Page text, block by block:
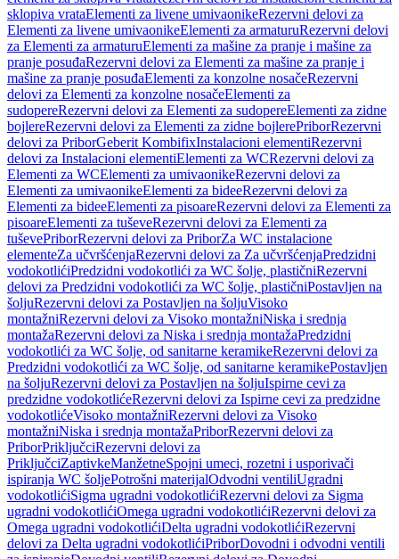
sklopiva vrataElementi za livene umivaonikeRezervni delovi za
Elementi za livene umivaonikeElementi za armaturuRezervni delovi
za Elementi za armaturuElementi za mašine za pranje i mašine za
pranje posuđaRezervni delovi za Elementi za mašine za pranje i
mašine za pranje posuđaElementi za konzolne nosačeRezervni
delovi za Elementi za konzolne nosačeElementi za
sudopereRezervni delovi za Elementi za sudopereElementi za zidne
bojlereRezervni delovi za Elementi za zidne bojlerePriborRezervni
delovi za PriborGeberit KombifixInstalacioni elementiRezervni
delovi za Instalacioni elementiElementi za WCRezervni delovi za
Elementi za WCElementi za umivaonikeRezervni delovi za
Elementi za umivaonikeElementi za bideeRezervni delovi za
Elementi za bideeElementi za pisoareRezervni delovi za Elementi za
pisoareElementi za tuševeRezervni delovi za Elementi za
tuševePriborRezervni delovi za PriborZa WC instalacione
elementeZa učvršćenjaRezervni delovi za Za učvršćenjaPredzidni
vodokotlićiPredzidni vodokotlići za WC šolje, plastičniRezervni
delovi za Predzidni vodokotlići za WC šolje, plastičniPostavljen na
šoljuRezervni delovi za Postavljen na šoljuVisoko
montažniRezervni delovi za Visoko montažniNiska i srednja
montažaRezervni delovi za Niska i srednja montažaPredzidni
vodokotlići za WC šolje, od sanitarne keramikeRezervni delovi za
Predzidni vodokotlići za WC šolje, od sanitarne keramikePostavljen
na šoljuRezervni delovi za Postavljen na šoljuIspirne cevi za
predzidne vodokotlićeRezervni delovi za Ispirne cevi za predzidne
vodokotlićeVisoko montažniRezervni delovi za Visoko
montažniNiska i srednja montažaPriborRezervni delovi za
PriborPriključciRezervni delovi za
PriključciZaptivkeManžetneSpojni umeci, rozetni i usporivači
ispiranja WC šoljePotrošni materijalOdvodni ventiliUgradni
vodokotlićiSigma ugradni vodokotlićiRezervni delovi za Sigma
ugradni vodokotlićiOmega ugradni vodokotlićiRezervni delovi za
Omega ugradni vodokotlićiDelta ugradni vodokotlićiRezervni
delovi za Delta ugradni vodokotlićiPriborDovodni i odvodni ventili